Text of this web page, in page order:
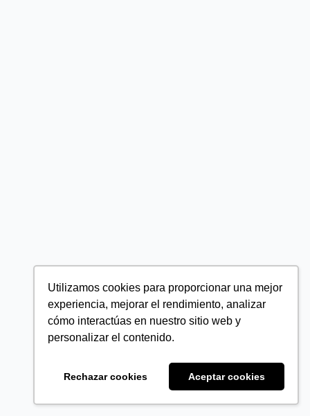
Utilizamos cookies para proporcionar una mejor
experiencia, mejorar el rendimiento, analizar
cómo interactúas en nuestro sitio web y
personalizar el contenido.
Rechazar cookies Aceptar cookies